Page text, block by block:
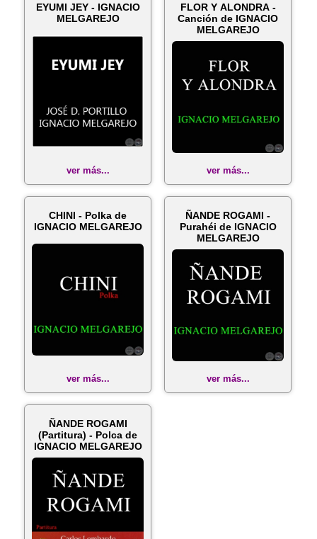
EYUMI JEY - IGNACIO
MELGAREJO
ver más...
FLOR Y ALONDRA -
Canción de IGNACIO
MELGAREJO
ver más...
CHINI - Polka de
IGNACIO MELGAREJO
ver más...
ÑANDE ROGAMI -
Purahéi de IGNACIO
MELGAREJO
ver más...
ÑANDE ROGAMI
(Partitura) - Polca de
IGNACIO MELGAREJO